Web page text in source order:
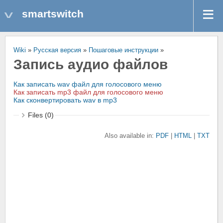
smartswitch
Wiki » Русская версия » Пошаговые инструкции »
Запись аудио файлов
Как записать wav файл для голосового меню
Как записать mp3 файл для голосового меню
Как сконвертировать wav в mp3
Files (0)
Also available in: PDF HTML TXT